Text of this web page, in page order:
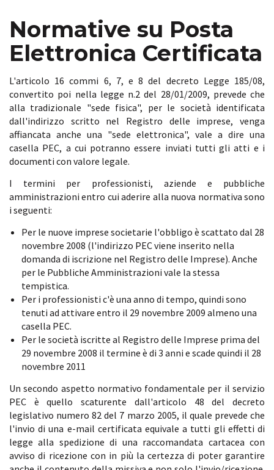
Normative su Posta
Elettronica Certificata
L'articolo 16 commi 6, 7, e 8 del decreto Legge 185/08,
convertito poi nella legge n.2 del 28/01/2009, prevede che
alla tradizionale "sede fisica", per le società identificata
dall'indirizzo scritto nel Registro delle imprese, venga
affiancata anche una "sede elettronica", vale a dire una
casella PEC, a cui potranno essere inviati tutti gli atti e i
documenti con valore legale.
I termini per professionisti, aziende e pubbliche
amministrazioni entro cui aderire alla nuova normativa sono
i seguenti:
Per le nuove imprese societarie l'obbligo è scattato dal 28
novembre 2008 (l'indirizzo PEC viene inserito nella
domanda di iscrizione nel Registro delle Imprese). Anche
per le Pubbliche Amministrazioni vale la stessa
tempistica.
Per i professionisti c'è una anno di tempo, quindi sono
tenuti ad attivare entro il 29 novembre 2009 almeno una
casella PEC.
Per le società iscritte al Registro delle Imprese prima del
29 novembre 2008 il termine è di 3 anni e scade quindi il 28
novembre 2011
Un secondo aspetto normativo fondamentale per il servizio
PEC è quello scaturente dall'articolo 48 del decreto
legislativo numero 82 del 7 marzo 2005, il quale prevede che
l'invio di una e-mail certificata equivale a tutti gli effetti di
legge alla spedizione di una raccomandata cartacea con
avviso di ricezione con in più la certezza di poter garantire